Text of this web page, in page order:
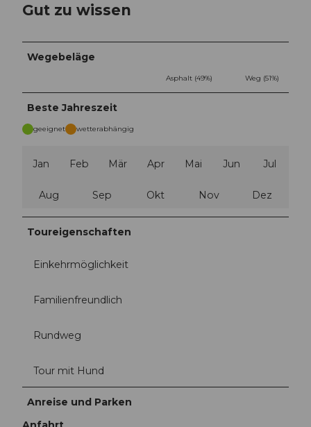
Gut zu wissen
Wegebeläge
Asphalt (49%) Weg (51%)
Beste Jahreszeit
geeignet wetterabhängig
Jan Feb Mär Apr Mai Jun Jul
Aug Sep Okt Nov Dez
Toureigenschaften
Einkehrmöglichkeit
Familienfreundlich
Rundweg
Tour mit Hund
Anreise und Parken